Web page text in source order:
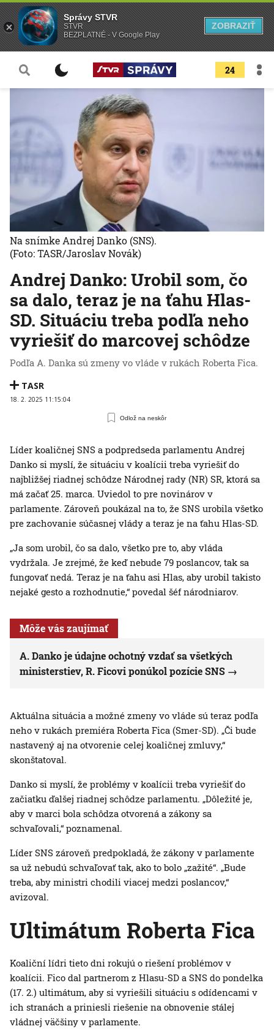
24
Andrej Danko: Urobil som, čo
sa dalo, teraz je na ťahu Hlas-
SD. Situáciu treba podľa neho
vyriešiť do marcovej schôdze
Podľa A. Danka sú zmeny vo vláde v rukách Roberta Fica.
TASR
18. 2. 2025 11:15:04
Odlož na neskôr
Na snímke Andrej Danko (SNS).
(Foto: TASR/Jaroslav Novák)
Líder koaličnej SNS a podpredseda parlamentu Andrej
Danko si myslí, že situáciu v koalícii treba vyriešiť do
najbližšej riadnej schôdze Národnej rady (NR) SR, ktorá sa
má začať 25. marca. Uviedol to pre novinárov v
parlamente. Zároveň poukázal na to, že SNS urobila všetko
pre zachovanie súčasnej vlády a teraz je na ťahu Hlas-SD.
„Ja som urobil, čo sa dalo, všetko pre to, aby vláda
vydržala. Je zrejmé, že keď nebude 79 poslancov, tak sa
fungovať nedá. Teraz je na ťahu asi Hlas, aby urobil takisto
nejaké gesto a rozhodnutie,“ povedal šéf národniarov.
Môže vás zaujímať
A. Danko je údajne ochotný vzdať sa všetkých
ministerstiev, R. Ficovi ponúkol pozície SNS
Aktuálna situácia a možné zmeny vo vláde sú teraz podľa
neho v rukách premiéra Roberta Fica (Smer-SD). „Či bude
nastavený aj na otvorenie celej koaličnej zmluvy,“
skonštatoval.
Danko si myslí, že problémy v koalícii treba vyriešiť do
začiatku ďalšej riadnej schôdze parlamentu. „Dôležité je,
aby v marci bola schôdza otvorená a zákony sa
schvaľovali,“ poznamenal.
Líder SNS zároveň predpokladá, že zákony v parlamente
sa už nebudú schvaľovať tak, ako to bolo „zažité“. „Bude
treba, aby ministri chodili viacej medzi poslancov,“
avizoval.
Ultimátum Roberta Fica
Koaliční lídri tieto dni rokujú o riešení problémov v
koalícii. Fico dal partnerom z Hlasu-SD a SNS do pondelka
(17. 2.) ultimátum, aby si vyriešili situáciu s odídencami v
ich stranách a priniesli riešenie na obnovenie stálej
vládnej väčšiny v parlamente.
Správy STVR
STVR
BEZPLATNÉ - V Google Play
ZOBRAZIŤ